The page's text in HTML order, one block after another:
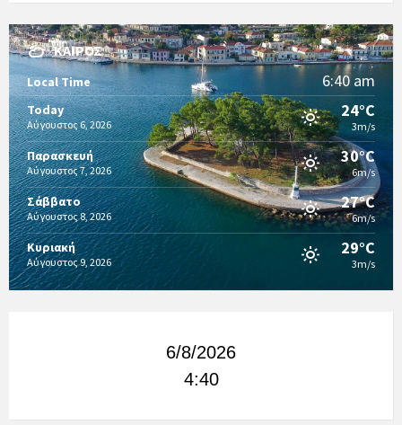
ΚΑΙΡΌΣ
Local Time 6:40 am
Today
Αύγουστος 6, 2026
24°C
3m/s
Παρασκευή
Αύγουστος 7, 2026
30°C
6m/s
Σάββατο
Αύγουστος 8, 2026
27°C
6m/s
Κυριακή
Αύγουστος 9, 2026
29°C
3m/s
6/8/2026
4:40